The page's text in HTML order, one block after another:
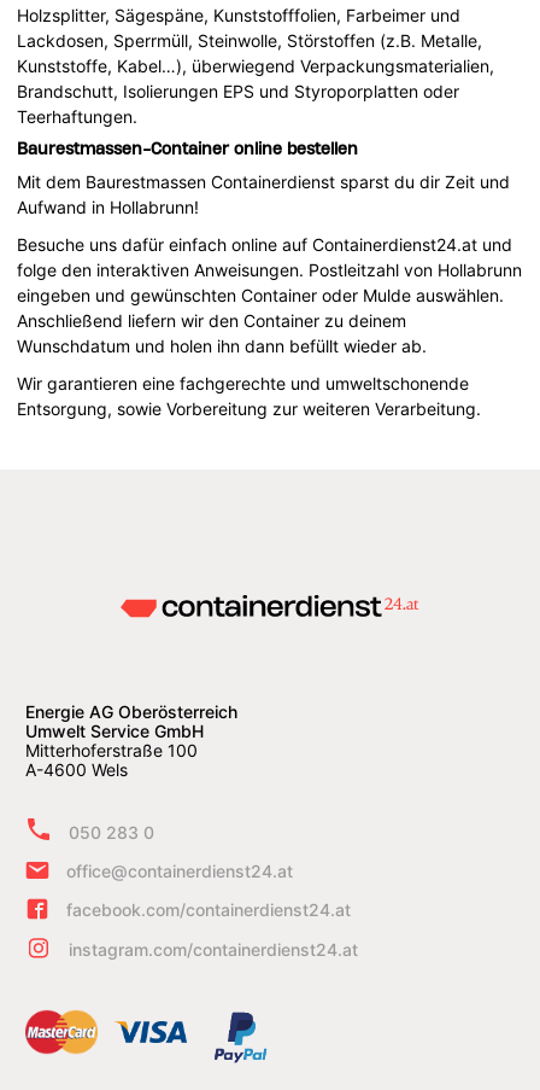
Holzsplitter, Sägespäne, Kunststofffolien, Farbeimer und
Lackdosen, Sperrmüll, Steinwolle, Störstoffen (z.B. Metalle,
Kunststoffe, Kabel…), überwiegend Verpackungsmaterialien,
Brandschutt, Isolierungen EPS und Styroporplatten oder
Teerhaftungen.
Baurestmassen-Container online bestellen
Mit dem Baurestmassen Containerdienst sparst du dir Zeit und
Aufwand in Hollabrunn!
Besuche uns dafür einfach online auf Containerdienst24.at und
folge den interaktiven Anweisungen. Postleitzahl von Hollabrunn
eingeben und gewünschten Container oder Mulde auswählen.
Anschließend liefern wir den Container zu deinem
Wunschdatum und holen ihn dann befüllt wieder ab.
Wir garantieren eine fachgerechte und umweltschonende
Entsorgung, sowie Vorbereitung zur weiteren Verarbeitung.
Energie AG Oberösterreich
Umwelt Service GmbH
Mitterhoferstraße 100
A-4600 Wels
050 283 0
office@containerdienst24.at
facebook.com/containerdienst24.at
instagram.com/containerdienst24.at